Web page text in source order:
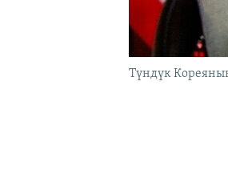
Түндүк